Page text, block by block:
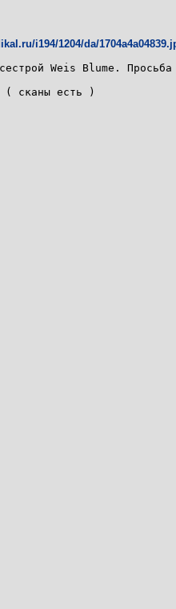
i194/1204/da/
Weis Blume.
( сканы есть )